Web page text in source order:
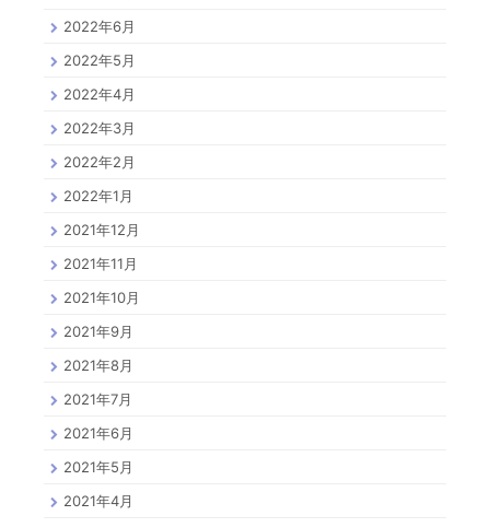
2022年6月
2022年5月
2022年4月
2022年3月
2022年2月
2022年1月
2021年12月
2021年11月
2021年10月
2021年9月
2021年8月
2021年7月
2021年6月
2021年5月
2021年4月